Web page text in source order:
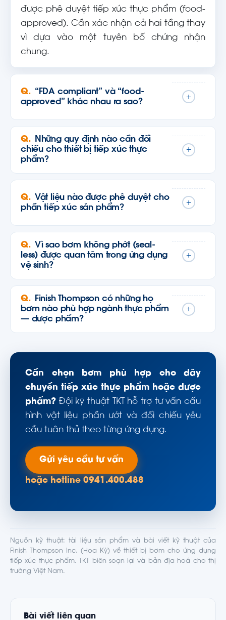
được phê duyệt tiếp xúc thực phẩm (food-
approved). Cần xác nhận cả hai tầng thay
vì dựa vào một tuyên bố chứng nhận
chung.
“FDA compliant” và “food-
approved” khác nhau ra sao?
+
Những quy định nào cần đối
chiếu cho thiết bị tiếp xúc thực
phẩm?
+
Vật liệu nào được phê duyệt cho
phần tiếp xúc sản phẩm?
+
Vì sao bơm không phớt (seal-
less) được quan tâm trong ứng dụng
vệ sinh?
+
Finish Thompson có những họ
bơm nào phù hợp ngành thực phẩm
— dược phẩm?
+
Cần chọn bơm phù hợp cho dây
chuyền tiếp xúc thực phẩm hoặc dược
phẩm? Đội kỹ thuật TKT hỗ trợ tư vấn cấu
hình vật liệu phần ướt và đối chiếu yêu
cầu tuân thủ theo từng ứng dụng.
Gửi yêu cầu tư vấn
hoặc hotline 0941.400.488
Nguồn kỹ thuật: tài liệu sản phẩm và bài viết kỹ thuật của
Finish Thompson Inc. (Hoa Kỳ) về thiết bị bơm cho ứng dụng
tiếp xúc thực phẩm. TKT biên soạn lại và bản địa hoá cho thị
trường Việt Nam.
Bài viết liên quan